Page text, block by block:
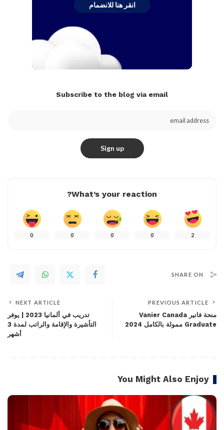
انقر هنا للانضمام
Subscribe to the blog via email
What’s your reaction?
2
0
0
0
0
SHARE ON
PREVIOUS ARTICLE
منحة فانير Vanier Canada
Graduate ممولة بالكامل 2024
NEXT ARTICLE
تدريب في ألمانيا 2023 | يوفر
التأشيرة والإقامة والراتب لمدة 3
أشهر
You Might Also Enjoy